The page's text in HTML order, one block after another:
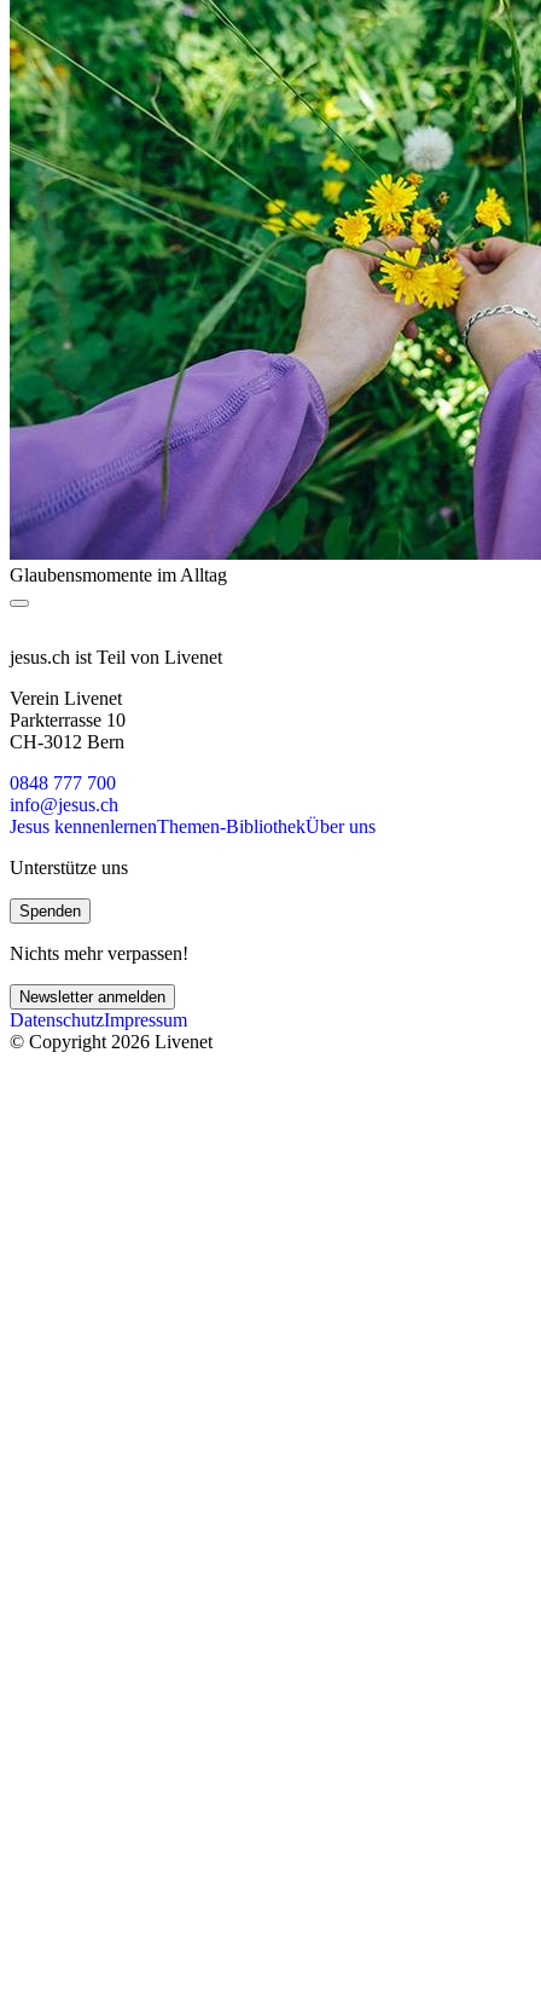
Glaubensmomente im Alltag
jesus.ch ist Teil von Livenet
Verein Livenet
Parkterrasse 10
CH-3012 Bern
0848 777 700
info@jesus.ch
Jesus kennenlernenThemen-BibliothekÜber uns
Unterstütze uns
Spenden
Nichts mehr verpassen!
Newsletter anmelden
DatenschutzImpressum
© Copyright 2026 Livenet